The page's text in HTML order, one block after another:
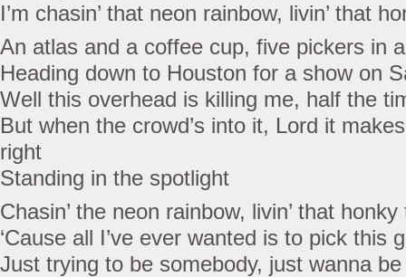
I’m chasin’ that neon rainbow, livin’ that
An atlas and a coffee cup, five pickers in
Heading down to Houston for a show on
Well this overhead is killing me, half the
But when the crowd’s into it, Lord it
right
Standing in the spotlight
Chasin’ the neon rainbow, livin’ that
‘Cause all I’ve ever wanted is to pick this
Just trying to be somebody, just wanna